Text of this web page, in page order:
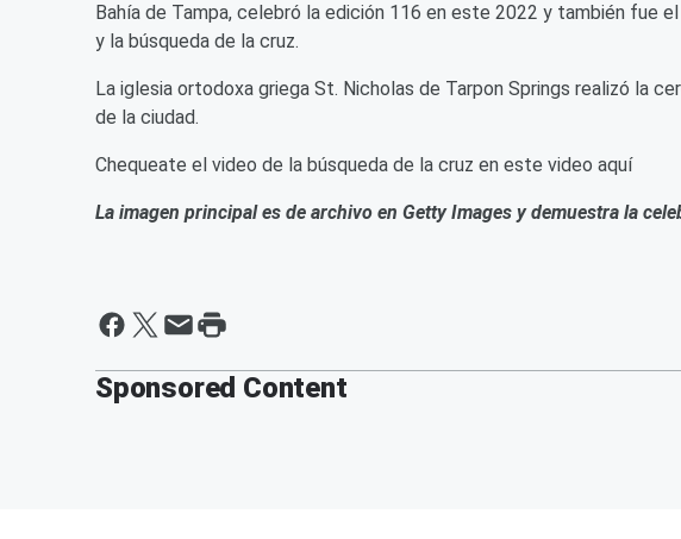
Bahía de Tampa, celebró la edición 116 en este 2022 y también fue
y la búsqueda de la cruz.
La iglesia ortodoxa griega St. Nicholas de Tarpon Springs realizó la
de la ciudad.
Chequeate el video de la búsqueda de la cruz en este video aquí
La imagen principal es de archivo en Getty Images y demuestra la
Sponsored Content